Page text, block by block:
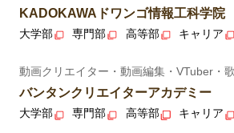
KADOKAWAドワンゴ情報工科学院
大学部 専門部 高等部 キャリア
動画クリエイター・動画編集・VTuber・
バンタンクリエイターアカデミー
大学部 専門部 高等部 キャリア